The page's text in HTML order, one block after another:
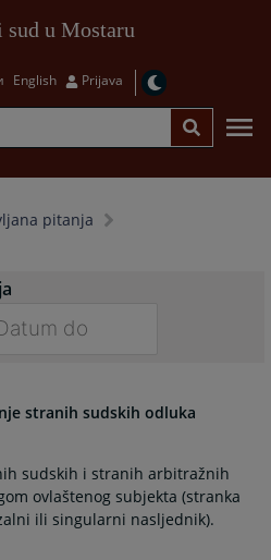
u Mostaru
English Prijava
pitanja
stranih sudskih odluka
sudskih i stranih arbitražnih
ovlaštenog subjekta (stranka
ili singularni nasljednik).